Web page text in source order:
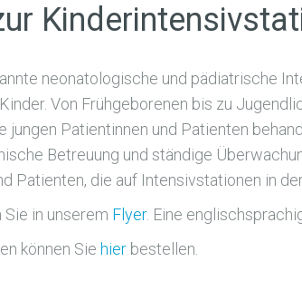
neonatologische und pädiatrische
Von Frühgeborenen bis zu
jungen Patientinnen und Patienten
Betreuung und ständige
Patienten, die auf Intensivstationen in
in unserem Flyer. Eine
können Sie hierbestellen.